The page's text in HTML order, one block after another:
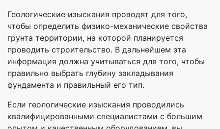
Геологические изыскания проводят для того,
чтобы определить физико-механические свойства
грунта территории, на которой планируется
проводить строительство. В дальнейшем эта
информация должна учитываться для того, чтобы
правильно выбрать глубину закладывания
фундамента и правильный его тип.
Если геологические изыскания проводились
квалифицированными специалистами с большим